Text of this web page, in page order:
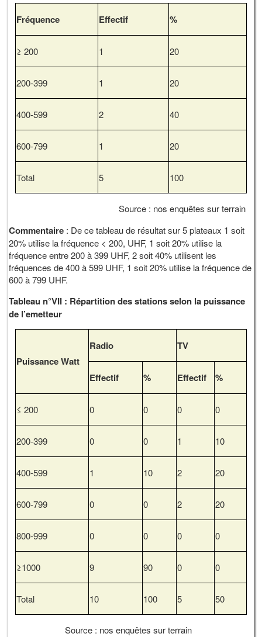
Fréquence Effectif %
≥ 200 1 20
200-399 1 20
400-599 2 40
600-799 1 20
Total 5 100
Source : nos enquêtes sur terrain
Commentaire : De ce tableau de résultat sur 5 plateaux 1 soit
20% utilise la fréquence < 200, UHF, 1 soit 20% utilise la
fréquence entre 200 à 399 UHF, 2 soit 40% utilisent les
fréquences de 400 à 599 UHF, 1 soit 20% utilise la fréquence de
600 à 799 UHF.
Tableau n°VII : Répartition des stations selon la puissance
de l’emetteur
Puissance Watt
Radio TV
Effectif % Effectif %
≤ 200 0 0 0 0
200-399 0 0 1 10
400-599 1 10 2 20
600-799 0 0 2 20
800-999 0 0 0 0
≥1000 9 90 0 0
Total 10 100 5 50
Source : nos enquêtes sur terrain